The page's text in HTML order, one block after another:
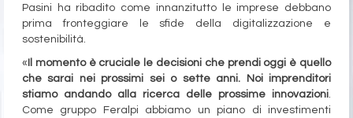
Pasini ha ribadito come innanzitutto le imprese debbano
prima fronteggiare le sfide della digitalizzazione e
sostenibilità.
« Il momento è cruciale le decisioni che prendi oggi è quello
che sarai nei prossimi sei o sette anni. Noi imprenditori
stiamo andando alla ricerca delle prossime innovazioni.
Come gruppo Feralpi abbiamo un piano di investimenti